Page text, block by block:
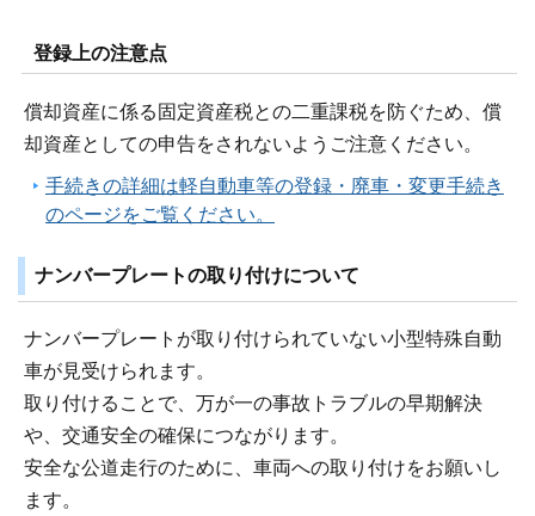
登録上の注意点
償却資産に係る固定資産税との二重課税を防ぐため、償
却資産としての申告をされないようご注意ください。
手続きの詳細は軽自動車等の登録・廃車・変更手続き
のページをご覧ください。
ナンバープレートの取り付けについて
ナンバープレートが取り付けられていない小型特殊自動
車が見受けられます。
取り付けることで、万が一の事故トラブルの早期解決
や、交通安全の確保につながります。
安全な公道走行のために、車両への取り付けをお願いし
ます。